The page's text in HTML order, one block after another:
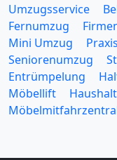
Umzugsservice
Fernumzug
Mini Umzug
Seniorenumzug
Entrümpelung
Möbellift